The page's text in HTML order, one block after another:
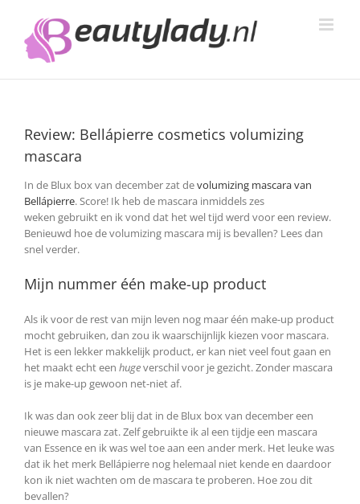
inhoud
Review: Bellápierre cosmetics volumizing
mascara
In de Blux box van december zat devolumizing mascara van
Bellápierre. Score! Ik heb de mascara inmiddels zes
weken gebruikt en ik vond dat het wel tijd werd voor een review.
Benieuwd hoe de volumizing mascara mij is bevallen? Lees dan
snel verder.
Mijn nummer één make-up product
Als ik voor de rest van mijn leven nog maar één make-up product
mocht gebruiken, dan zou ik waarschijnlijk kiezen voor mascara.
Het is een lekker makkelijk product, er kan niet veel fout gaan en
het maakt echt een hugeverschil voor je gezicht. Zonder mascara
is je make-up gewoon net-niet af.
Ik was dan ook zeer blij dat in de Blux box van december een
nieuwe mascara zat. Zelf gebruikte ik al een tijdje een mascara
van Essence en ik was wel toe aan een ander merk. Het leuke was
dat ik het merk Bellápierre nog helemaal niet kende en daardoor
kon ik niet wachten om de mascara te proberen. Hoe zou dit
bevallen?